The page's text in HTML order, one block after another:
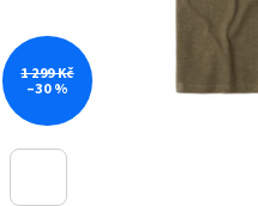
1 299 Kč
–30 %